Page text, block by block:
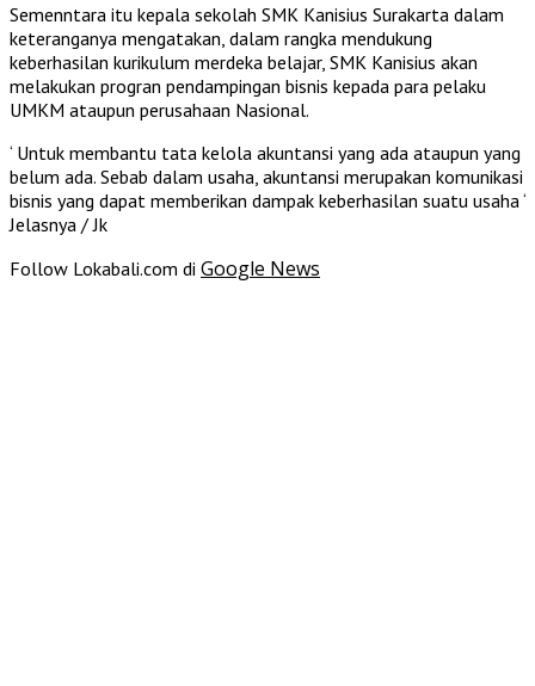
Semenntara itu kepala sekolah SMK Kanisius Surakarta dalam
keteranganya mengatakan, dalam rangka mendukung
keberhasilan kurikulum merdeka belajar, SMK Kanisius akan
melakukan progran pendampingan bisnis kepada para pelaku
UMKM ataupun perusahaan Nasional.
‘ Untuk membantu tata kelola akuntansi yang ada ataupun yang
belum ada. Sebab dalam usaha, akuntansi merupakan komunikasi
bisnis yang dapat memberikan dampak keberhasilan suatu usaha ‘
Jelasnya / Jk
Follow Lokabali.com di Google News